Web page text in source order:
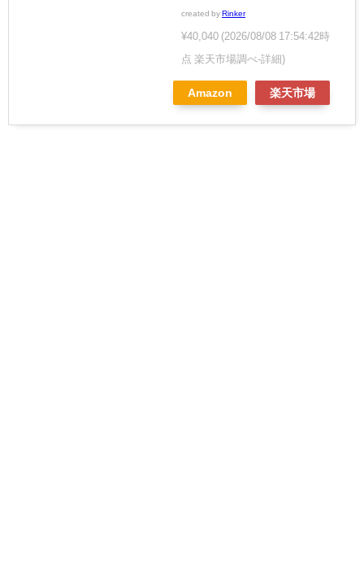
created by Rinker
¥40,040 (2026/08/08 17:54:42時
点 楽天市場調べ-詳細)
Amazon 楽天市場